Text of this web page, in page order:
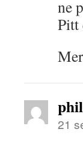
ne
Pitt
21